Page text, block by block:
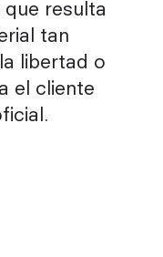
resulta
tan
libertad o
el cliente